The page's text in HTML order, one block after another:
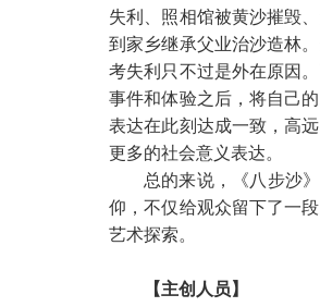
失利、照相馆被黄沙摧毁
到家乡继承父业治沙造林
考失利只不过是外在原因
事件和体验之后，将自己
表达在此刻达成一致，高
更多的社会意义表达。
总的来说，《八步沙
仰，不仅给观众留下了一
艺术探索。
【主创人员】